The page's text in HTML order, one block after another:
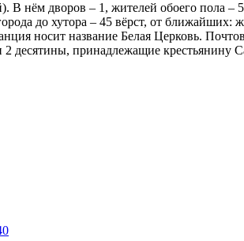
В нём дворов – 1, жителей обоего пола
до хутора – 45 вёрст, от
носит название Белая Церковь.
2 десятины, принадлежащие крестьянину